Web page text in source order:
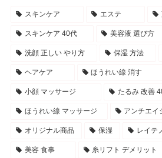
スキンケア エステ
スキンケア 40代 美容液 選び方
洗顔 正しい やり方 保湿 方法
ヘアケア ほうれい線 消す
小顔 マッサージ たるみ 改善
ほうれい線 マッサージ アンチエイ
オリジナル商品 保湿 レイテ
美容 食事 糸リフト デメリット